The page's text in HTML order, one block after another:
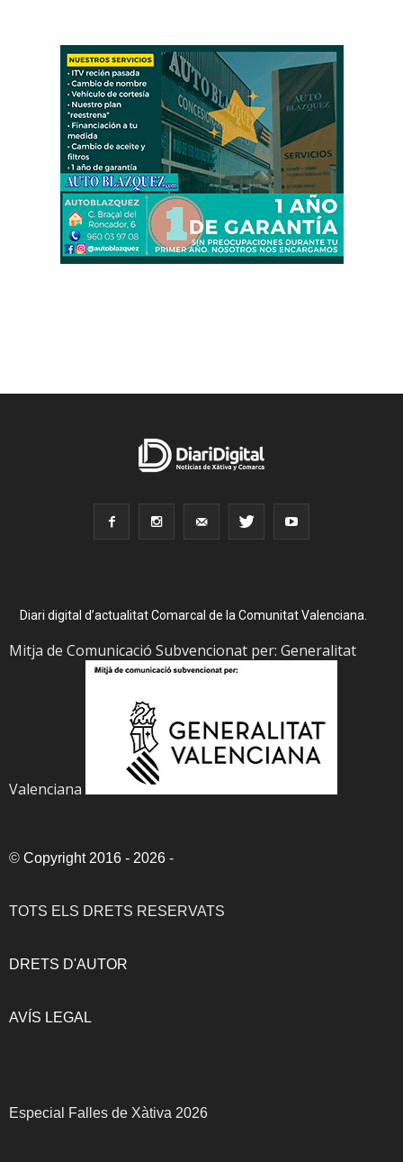
Diari digital d’actualitat Comarcal de la Comunitat Valenciana.
Mitja de Comunicació Subvencionat per: Generalitat
Valenciana
© Copyright 2016 - 2026 -
TOTS ELS DRETS RESERVATS
DRETS D'AUTOR
AVÍS LEGAL
Especial Falles de Xàtiva 2026